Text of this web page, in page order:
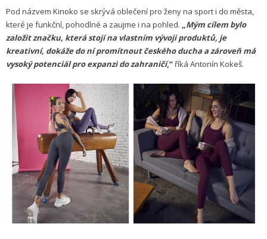
Pod názvem Kinoko se skrývá oblečení pro ženy na sport i do města,
které je funkční, pohodlné a zaujme i na pohled. „Mým cílem bylo
založit značku, která stojí na vlastním vývoji produktů, je
kreativní, dokáže do ní promítnout českého ducha a zároveň má
vysoký potenciál pro expanzi do zahraničí,“ říká Antonín Kokeš.